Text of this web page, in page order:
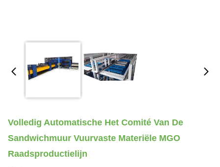
Volledig Automatische Het Comité Van De
Sandwichmuur Vuurvaste Materiële MGO
Raadsproductielijn